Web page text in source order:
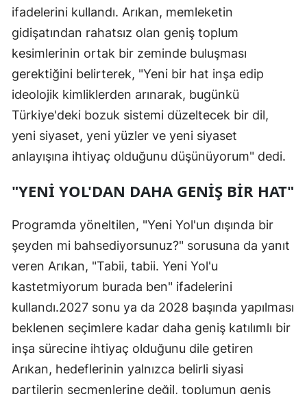
ifadelerini kullandı. Arıkan, memleketin
gidişatından rahatsız olan geniş toplum
kesimlerinin ortak bir zeminde buluşması
gerektiğini belirterek, "Yeni bir hat inşa edip
ideolojik kimliklerden arınarak, bugünkü
Türkiye'deki bozuk sistemi düzeltecek bir dil,
yeni siyaset, yeni yüzler ve yeni siyaset
anlayışına ihtiyaç olduğunu düşünüyorum" dedi.
"YENİ YOL'DAN DAHA GENİŞ BİR HAT"
Programda yöneltilen, "Yeni Yol'un dışında bir
şeyden mi bahsediyorsunuz?" sorusuna da yanıt
veren Arıkan, "Tabii, tabii. Yeni Yol'u
kastetmiyorum burada ben" ifadelerini
kullandı.2027 sonu ya da 2028 başında yapılması
beklenen seçimlere kadar daha geniş katılımlı bir
inşa sürecine ihtiyaç olduğunu dile getiren
Arıkan, hedeflerinin yalnızca belirli siyasi
partilerin seçmenlerine değil, toplumun geniş